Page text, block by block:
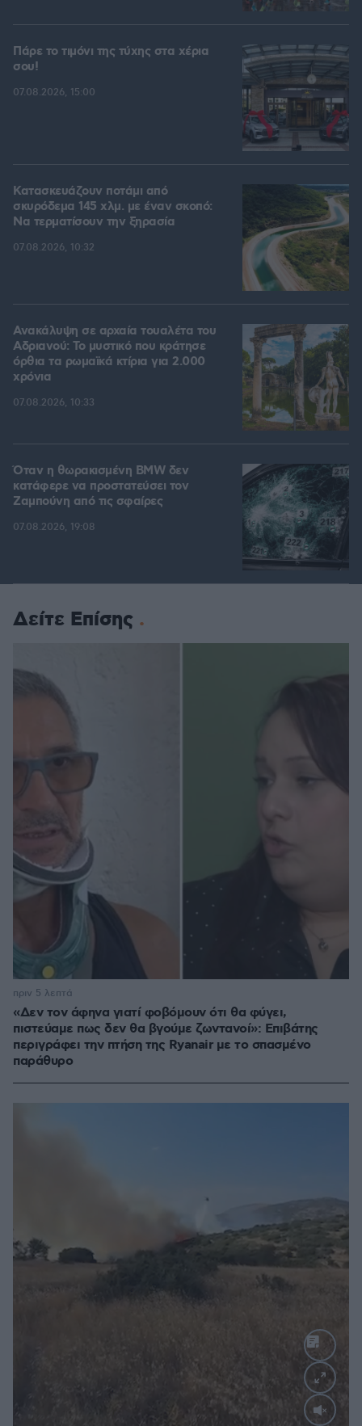
Πάρε το τιμόνι της τύχης στα χέρια
σου!
07.08.2026, 15:00
Κατασκευάζουν ποτάμι από
σκυρόδεμα 145 χλμ. με έναν σκοπό:
Να τερματίσουν την ξηρασία
07.08.2026, 10:32
Ανακάλυψη σε αρχαία τουαλέτα του
Αδριανού: Το μυστικό που κράτησε
όρθια τα ρωμαϊκά κτίρια για 2.000
χρόνια
07.08.2026, 10:33
Όταν η θωρακισμένη BMW δεν
κατάφερε να προστατεύσει τον
Ζαμπούνη από τις σφαίρες
07.08.2026, 19:08
Δείτε Επίσης
«Δεν τον άφηνα γιατί φοβόμουν ότι θα φύγει,
πιστεύαμε πως δεν θα βγούμε ζωντανοί»: Επιβάτης
περιγράφει την πτήση της Ryanair με το σπασμένο
παράθυρο
πριν 5 λεπτά